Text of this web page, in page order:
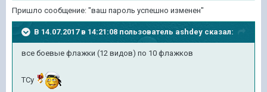
Пришло сообщение: "ваш пароль успешно изменен"
В 14.07.2017 в 14:21:08 пользователь ashdey сказал:
все боевые флажки (12 видов) по 10 флажков
ТСу